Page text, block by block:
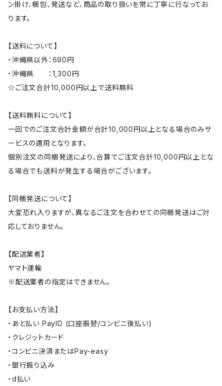
ン掛け、梱包、発送など、商品の取り扱いを常に丁寧に行なってお
ります。
【送料について】
・沖縄県以外：690円
・沖縄県 ：1,300円
☆ご注文合計10,000円以上で送料無料
【送料無料について】
一回でのご注文合計金額が合計10,000円以上となる場合のみサ
ービスの適用となります。
個別注文の同梱発送により、合算でご注文合計10,000円以上とな
る場合でも送料が発生する場合がございます。
【同梱発送について】
大変恐れ入りますが、異なるご注文を合わせての同梱発送はご対
応しておりません。
【配送業者】
ヤマト運輸
※配送業者の指定はできません。
【お支払い方法】
・あと払い PayID (口座振替/コンビニ後払い)
・クレジットカード
・コンビニ決済またはPay-easy
・銀行振り込み
・d払い